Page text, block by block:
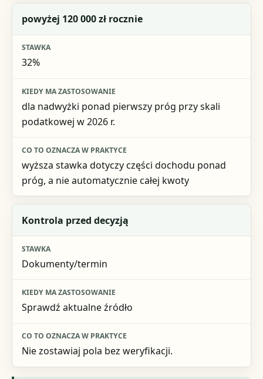
powyżej 120 000 zł rocznie
32%
dla nadwyżki ponad pierwszy próg przy skali
podatkowej w 2026 r.
wyższa stawka dotyczy części dochodu ponad
próg, a nie automatycznie całej kwoty
Kontrola przed decyzją
Dokumenty/termin
Sprawdź aktualne źródło
Nie zostawiaj pola bez weryfikacji.